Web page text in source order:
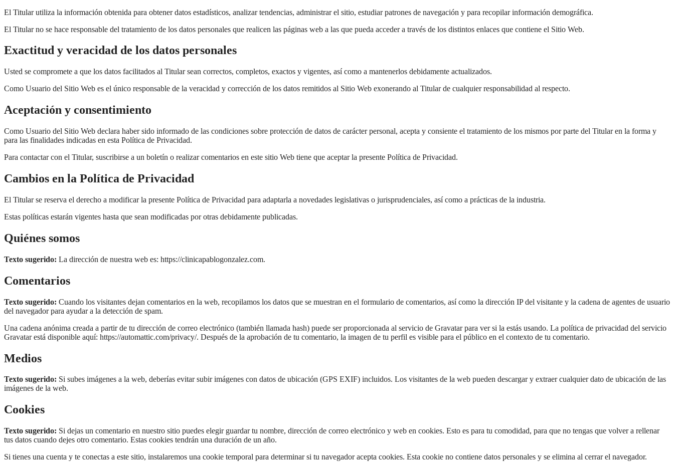
El Titular utiliza la información obtenida para obtener datos estadísticos, analizar tendencias, administrar el sitio, estudiar patrones de navegación y para recopilar información demográfica.
El Titular no se hace responsable del tratamiento de los datos personales que realicen las páginas web a las que pueda acceder a través de los distintos enlaces que contiene el Sitio Web.
Exactitud y veracidad de los datos personales
Usted se compromete a que los datos facilitados al Titular sean correctos, completos, exactos y vigentes, así como a mantenerlos debidamente actualizados.
Como Usuario del Sitio Web es el único responsable de la veracidad y corrección de los datos remitidos al Sitio Web exonerando al Titular de cualquier responsabilidad al respecto.
Aceptación y consentimiento
Como Usuario del Sitio Web declara haber sido informado de las condiciones sobre protección de datos de carácter personal, acepta y consiente el tratamiento de los mismos por parte del Titular en la forma y
para las finalidades indicadas en esta Política de Privacidad.
Para contactar con el Titular, suscribirse a un boletín o realizar comentarios en este sitio Web tiene que aceptar la presente Política de Privacidad.
Cambios en la Política de Privacidad
El Titular se reserva el derecho a modificar la presente Política de Privacidad para adaptarla a novedades legislativas o jurisprudenciales, así como a prácticas de la industria.
Estas políticas estarán vigentes hasta que sean modificadas por otras debidamente publicadas.
Quiénes somos
Texto sugerido: La dirección de nuestra web es: https://clinicapablogonzalez.com.
Comentarios
Texto sugerido: Cuando los visitantes dejan comentarios en la web, recopilamos los datos que se muestran en el formulario de comentarios, así como la dirección IP del visitante y la cadena de agentes de usuario
del navegador para ayudar a la detección de spam.
Una cadena anónima creada a partir de tu dirección de correo electrónico (también llamada hash) puede ser proporcionada al servicio de Gravatar para ver si la estás usando. La política de privacidad del servicio
Gravatar está disponible aquí: https://automattic.com/privacy/. Después de la aprobación de tu comentario, la imagen de tu perfil es visible para el público en el contexto de tu comentario.
Medios
Texto sugerido: Si subes imágenes a la web, deberías evitar subir imágenes con datos de ubicación (GPS EXIF) incluidos. Los visitantes de la web pueden descargar y extraer cualquier dato de ubicación de las
imágenes de la web.
Cookies
Texto sugerido: Si dejas un comentario en nuestro sitio puedes elegir guardar tu nombre, dirección de correo electrónico y web en cookies. Esto es para tu comodidad, para que no tengas que volver a rellenar
tus datos cuando dejes otro comentario. Estas cookies tendrán una duración de un año.
Si tienes una cuenta y te conectas a este sitio, instalaremos una cookie temporal para determinar si tu navegador acepta cookies. Esta cookie no contiene datos personales y se elimina al cerrar el navegador.